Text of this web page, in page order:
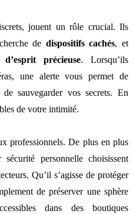
jouent un rôle crucial. Ils
de dispositifs cachés, et
précieuse. Lorsqu’ils
une alerte vous permet de
sauvegarder vos secrets. En
de votre intimité.
professionnels. De plus en plus
personnelle choisissent
Qu’il s’agisse de protéger
de préserver une sphère
dans des boutiques